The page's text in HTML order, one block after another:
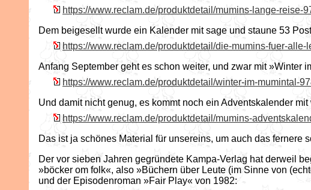
https://www.reclam.de/produktdetail/mumins-lange-reise-
Dem beigesellt wurde ein Kalender mit sage und staune 53
https://www.reclam.de/produktdetail/die-mumins-fuer-
Anfang September geht es schon weiter, und zwar mit »Winter
https://www.reclam.de/produktdetail/winter-im-mumintal-
Und damit nicht genug, es kommt noch ein Adventskalender
https://www.reclam.de/produktdetail/mumins-
Das ist ja schönes Material für unsereins, um auch das
Der vor sieben Jahren gegründete Kampa-Verlag hat derweil
»böcker om folk«, also »Büchern über Leute (im Sinne von
und der Episodenroman »Fair Play« von 1982: